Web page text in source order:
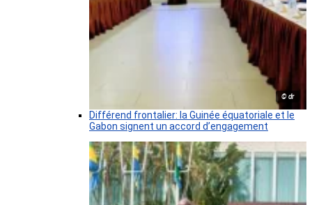
© dr
Différend frontalier: la Guinée équatoriale et le
Gabon signent un accord d’engagement